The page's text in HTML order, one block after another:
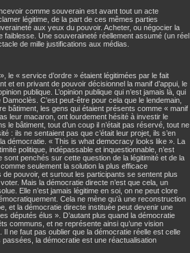
comme souverain est avant tout un acte
légitime, de la part de ces mêmes parties
aux yeux du pouvoir. Acheter, ou négocier la
Une souveraineté réellement assumé (un réel
de mille justifications aux médias.
le « service d’ordre » étaient légitimées par le fait
et en privant de pouvoir décisionnel la manif d’appui, le
publique. L’opinion publique qui n’est jamais là, qui
C’est peut-être pour cela que le lendemain,
bâtiment, les gens qui étaient présents comme « manif
leur macaron, ont lourdement hésité à investir le
bâtiment, tout d’un coup il n’était pas réservé, tout ne
: ils ne sentaient pas que c’était leur projet, ils s’en
démocratie. « This is what democracy looks like ». La
politique, indépassable et inquestionnable, n’est
sont penchés sur cette question de la légitimité et de la
seulement la solution la plus efficace
pouvoir, et surtout les participants se sentent plus
Mais la démocratie directe n’est que cela, un
Elle n’est jamais légitime en soi, on ne peut clore
Cela ne mène qu’à une reconstruction
et la démocratie directe instituée peut devenir une
députés élus ». D’autant plus quand la démocratie
communs, et ne représente ainsi qu’une vision
ne faut pas oublier que la démocratie réelle est celle
la démocratie est une réactualisation